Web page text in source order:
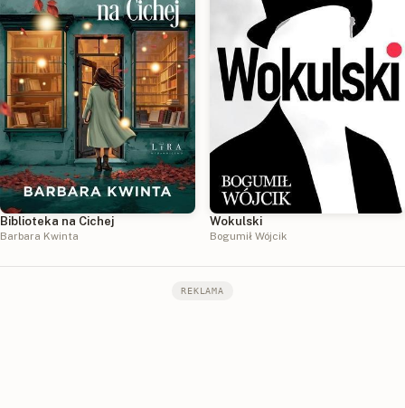
Biblioteka na Cichej
Barbara Kwinta
Wokulski
Bogumił Wójcik
REKLAMA